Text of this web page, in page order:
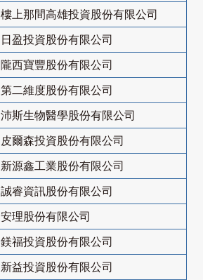
樓上那間高雄投資股份有限公司
日盈投資股份有限公司
隴西寶豐股份有限公司
第二維度股份有限公司
沛斯生物醫學股份有限公司
皮爾森投資股份有限公司
新源鑫工業股份有限公司
誠睿資訊股份有限公司
安理股份有限公司
鎂福投資股份有限公司
新益投資股份有限公司